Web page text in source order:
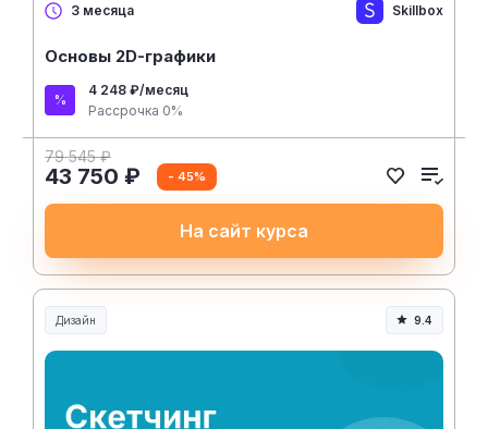
3 месяца Skillbox
Основы 2D-графики
4 248 ₽/месяц
Рассрочка 0%
79 545 ₽
43 750 ₽ - 45%
На сайт курса
Дизайн 9.4